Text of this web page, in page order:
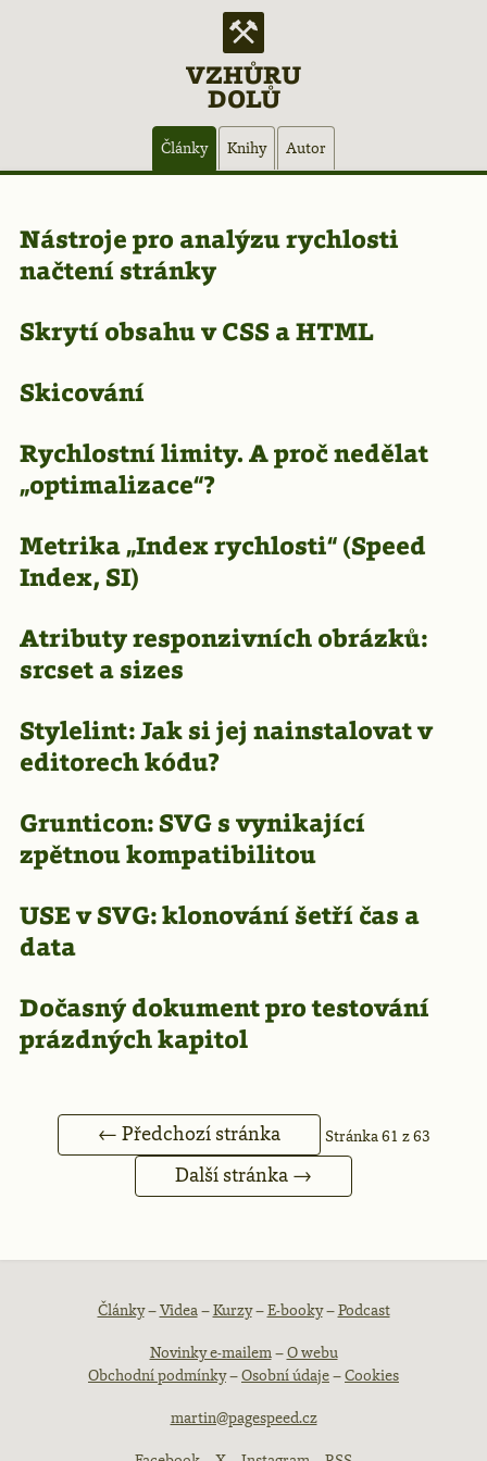
VZHŮRU
DOLŮ
Články Knihy Autor
Články
–
stránka
61
Nástroje pro analýzu rychlosti
načtení stránky
Skrytí obsahu v CSS a HTML
Skicování
Rychlostní limity. A proč nedělat
„optimalizace“?
Metrika „Index rychlosti“ (Speed
Index, SI)
Atributy responzivních obrázků:
srcset a sizes
Stylelint: Jak si jej nainstalovat v
editorech kódu?
Grunticon: SVG s vynikající
zpětnou kompatibilitou
USE v SVG: klonování šetří čas a
data
Dočasný dokument pro testování
prázdných kapitol
← Předchozí stránka Stránka 61 z 63
Další stránka →
Patička
webu
Články–Videa–Kurzy–E-booky–Podcast
Novinky e-mailem–O webu
Obchodní podmínky–Osobní údaje–Cookies
martin@pagespeed.cz